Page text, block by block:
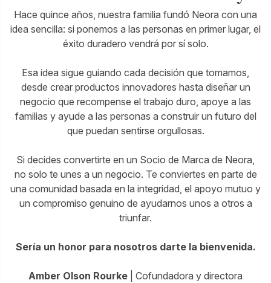
Hace quince años, nuestra familia fundó Neora con una
idea sencilla: si ponemos a las personas en primer lugar, el
éxito duradero vendrá por sí solo.
Esa idea sigue guiando cada decisión que tomamos,
desde crear productos innovadores hasta diseñar un
negocio que recompense el trabajo duro, apoye a las
familias y ayude a las personas a construir un futuro del
que puedan sentirse orgullosas.
Si decides convertirte en un Socio de Marca de Neora,
no solo te unes a un negocio. Te conviertes en parte de
una comunidad basada en la integridad, el apoyo mutuo y
un compromiso genuino de ayudarnos unos a otros a
triunfar.
Sería un honor para nosotros darte la bienvenida.
Amber Olson Rourke | Cofundadora y directora